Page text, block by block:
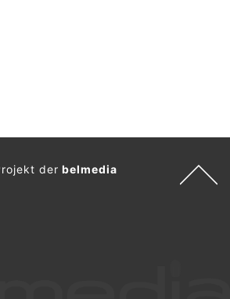
derbelmedia